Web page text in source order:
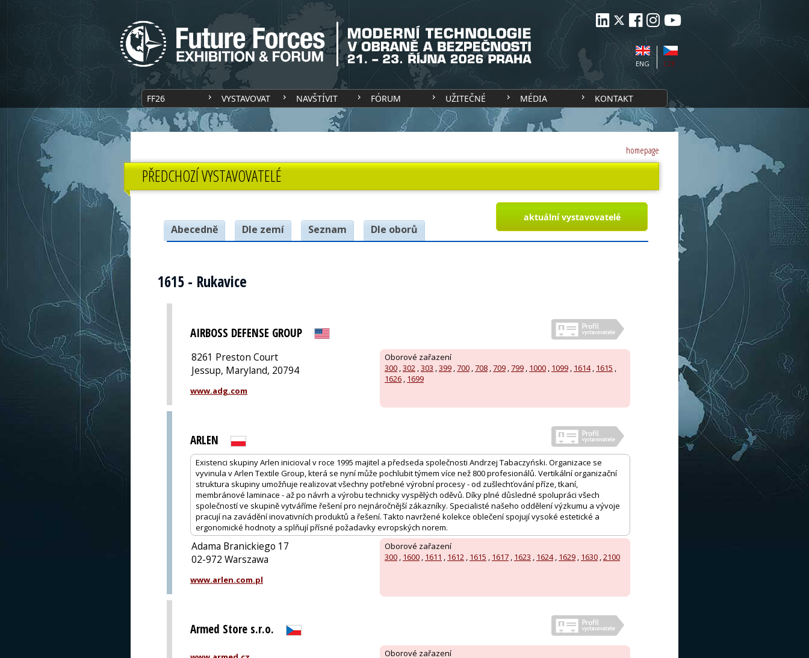
CZE
ENG
FF26 VYSTAVOVAT NAVŠTÍVIT FÓRUM UŽITEČNÉ MÉDIA KONTAKT
homepage
PŘEDCHOZÍ VYSTAVOVATELÉ
aktuální vystavovatelé
Abecedně Dle zemí Seznam Dle oborů
1615 - Rukavice
AIRBOSS DEFENSE GROUP
Oborové zařazení
300 ,302 ,303 ,399 ,700 ,708 ,709 ,799 , 1000 , 1099 , 1614, 1615 ,
1626 , 1699
8261 Preston Court
Jessup, Maryland, 20794
www.adg.com
ARLEN
Existenci skupiny Arlen inicioval v roce 1995 majitel a předseda společnosti Andrzej Tabaczyński. Organizace se
vyvinula v Arlen Textile Group, která se nyní může pochlubit týmem více než 800 profesionálů. Vertikální organizační
struktura skupiny umožňuje realizovat všechny potřebné výrobní procesy - od zušlechťování příze, tkaní,
membránové laminace - až po návrh a výrobu technicky vyspělých oděvů. Díky plné důsledné spolupráci všech
společností ve skupině vytváříme řešení pro nejnáročnější zákazníky. Specialisté našeho oddělení výzkumu a vývoje
pracují na zavádění inovativních produktů a řešení. Takto navržené kolekce oblečení spojují vysoké estetické a
ergonomické hodnoty a splňují přísné požadavky evropských norem.
Oborové zařazení
300 , 1600 , 1611 , 1612 , 1615 , 1617 , 1623 , 1624, 1629 , 1630 ,2100
Adama Branickiego 17
02-972 Warszawa
www.arlen.com.pl
Armed Store s.r.o.
Oborové zařazení